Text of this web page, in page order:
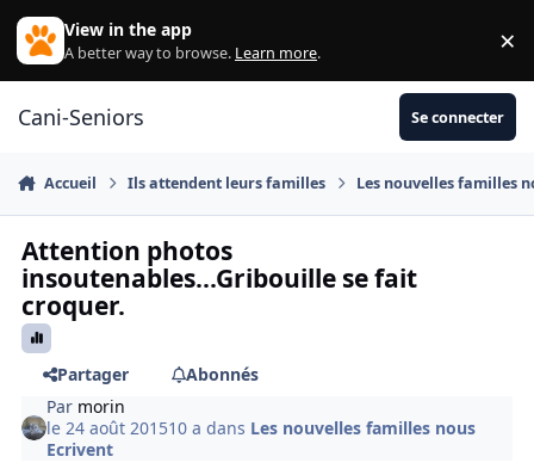
Aller au contenu
View in the app
A better way to browse. Learn more. ×
Cani-Seniors Se connecter
Accueil Ils attendent leurs familles Les nouvelles familles
Attention photos
insoutenables...Gribouille se fait
croquer.
Partager
Abonnés
Par morin
le 24 août 201510 a dans Les nouvelles familles nous
Ecrivent